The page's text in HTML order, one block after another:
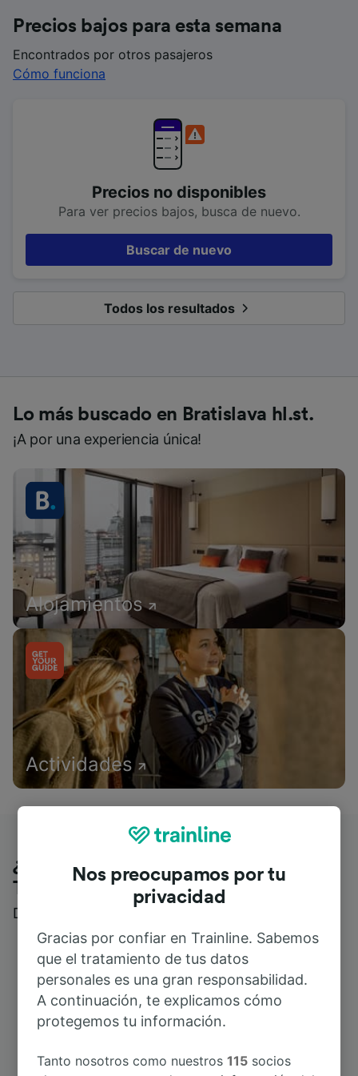
Precios bajos para esta semana
Encontrados por otros pasajeros
Cómo funciona
Precios no disponibles
Para ver precios bajos, busca de nuevo.
Buscar de nuevo
Todos los resultados
Lo más buscado en Bratislava hl.st.
¡A por una experiencia única!
Alojamientos
Actividades
¿Qué piensan nuestros clientes de
Trainline?
Descubre reseñas reales de nuestros viajeros
Nos preocupamos por tu
privacidad
Gracias por confiar en Trainline. Sabemos
que el tratamiento de tus datos
personales es una gran responsabilidad.
A continuación, te explicamos cómo
protegemos tu información.
Tanto nosotros como nuestros115 socios